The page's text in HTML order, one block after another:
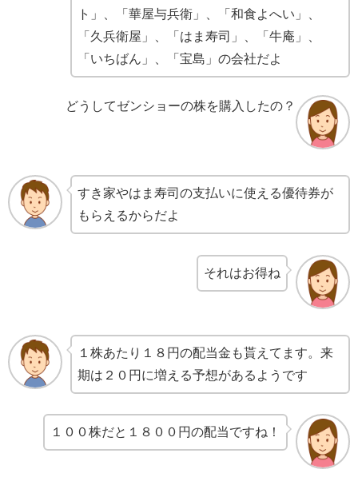
ト」、「華屋与兵衛」、「和食よへい」、
「久兵衛屋」、「はま寿司」、「牛庵」、
「いちばん」、「宝島」の会社だよ
どうしてゼンショーの株を購入したの？
すき家やはま寿司の支払いに使える優待券が
もらえるからだよ
それはお得ね
１株あたり１８円の配当金も貰えてます。来
期は２０円に増える予想があるようです
１００株だと１８００円の配当ですね！